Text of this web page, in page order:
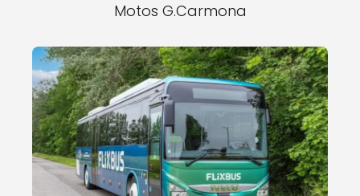
Motos G.Carmona